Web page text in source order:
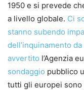
1950 e si prevede
a livello globale. Ci
stanno subendo
dell’inquinamento
avvertito l’Agenzia
sondaggio pubblico
tutti gli europei sono